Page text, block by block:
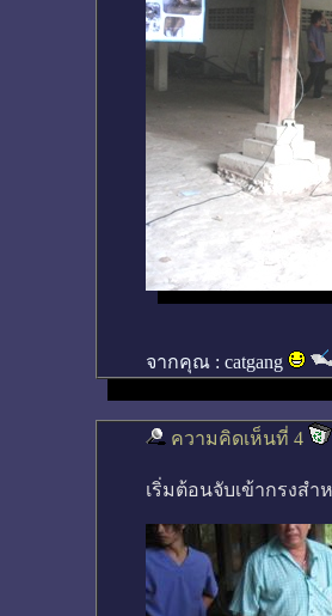
จากคุณ : catgang
ความคิดเห็นที่ 4
เริ่มต้อนจับเข้ากรงส